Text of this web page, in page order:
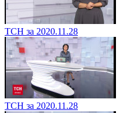
ТСН за 2020.11.28
ТСН за 2020.11.28